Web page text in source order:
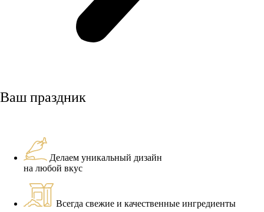
Ваш праздник
Делаем уникальный дизайн
на любой вкус
Всегда свежие и качественные ингредиенты